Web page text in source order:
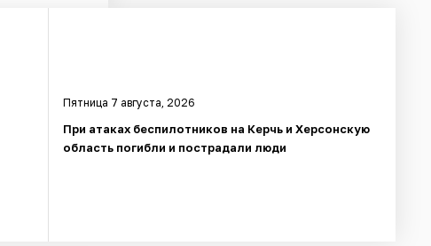
Пятница 7 августа, 2026
При атаках беспилотников на Керчь и Херсонскую
область погибли и пострадали люди